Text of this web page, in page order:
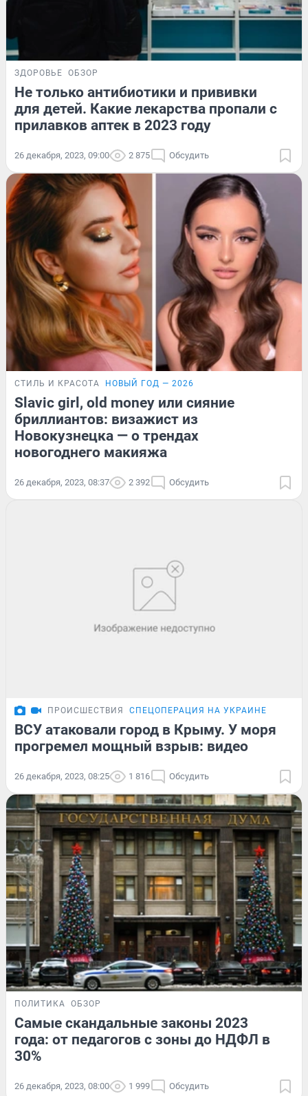
ЗДОРОВЬЕ ОБЗОР
Не только антибиотики и прививки
для детей. Какие лекарства пропали с
прилавков аптек в 2023 году
26 декабря, 2023, 09:00 2 875 Обсудить
СТИЛЬ И КРАСОТА НОВЫЙ ГОД — 2026
Slavic girl, old money или сияние
бриллиантов: визажист из
Новокузнецка — о трендах
новогоднего макияжа
26 декабря, 2023, 08:37 2 392 Обсудить
ПРОИСШЕСТВИЯ СПЕЦОПЕРАЦИЯ НА УКРАИНЕ
ВСУ атаковали город в Крыму. У моря
прогремел мощный взрыв: видео
26 декабря, 2023, 08:25 1 816 Обсудить
ПОЛИТИКА ОБЗОР
Самые скандальные законы 2023
года: от педагогов с зоны до НДФЛ в
30%
26 декабря, 2023, 08:00 1 999 Обсудить